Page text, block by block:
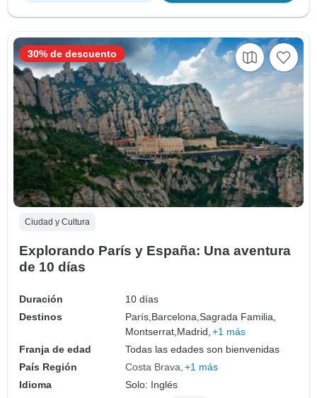
Ciudad y Cultura
Explorando París y España: Una aventura
de 10 días
Duración
10 días
Destinos
París, Barcelona,Sagrada Familia,
Montserrat, Madrid, +1 más
Franja de edad
Todas las edades son bienvenidas
País Región
Costa Brava +1 más
Idioma
Solo: Inglés
30% de descuento